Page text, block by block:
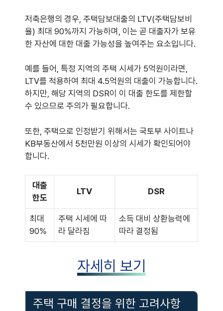
저축은행의 경우, 주택담보대출의 LTV(주택담보비
율) 최대 90%까지 가능하며, 이는 곧 대출자가 보유
한 자산에 대한 대출 가능성을 높여주는 요소입니다.
예를 들어, 특정 지역의 주택 시세가 5억원이라면,
LTV를 적용하여 최대 4.5억원의 대출이 가능합니다.
하지만, 해당 지역의 DSR이 이 대출 한도를 제한할
수 있으므로 주의가 필요합니다.
또한, 주택으로 인정받기 위해서는 국토부 사이트나
KB부동산에서 5천만원 이상의 시세가 확인되어야
합니다.
대출
한도
LTV DSR
최대
90%
주택 시세에 따
라 달라짐
소득 대비 상환능력에
따라 결정됨
자세히 보기
주택 구매 결정을 위한 고려사항